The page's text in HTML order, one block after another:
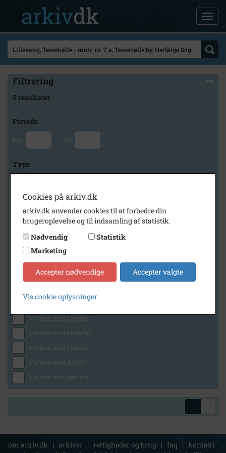
Filtrering
0 resultater
Periode
Fra Til
Type
Arkiv
Lokalhistorisk Arkiv for Herfølge-Sædder Sogne
Generelt
Vis kun med billeder
Vis kun med filmklip
Vis kun med lydklip
Vis kun med kilder
Vis kun med geo-tag
om arkiv.dk | arkiver | rettigheder og brug | faq | kontakt
Cookies på arkiv.dk
arkiv.dk anvender cookies til at forbedre din
brugeroplevelse og til indsamling af statistik.
Nødvendig
Statistik
Marketing
Accepter nødvendige Accepter valgte
Vis cookie oplysninger